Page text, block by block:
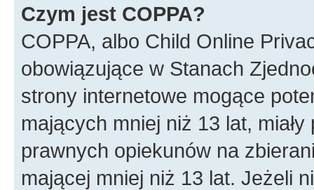
Czym jest COPPA?
COPPA, albo Child Online
obowiązujące w Stanach
strony internetowe mogące
mających mniej niż 13 lat,
prawnych opiekunów na
mającej mniej niż 13 lat. Jeżeli